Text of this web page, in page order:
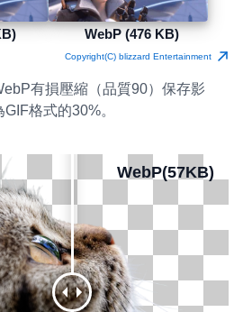
WebP (476 KB)
Copyright(C) blizzard Entertainment
有損壓縮（品質90）保存影
格式的30%。
WebP(57KB)
WebP(57KB)